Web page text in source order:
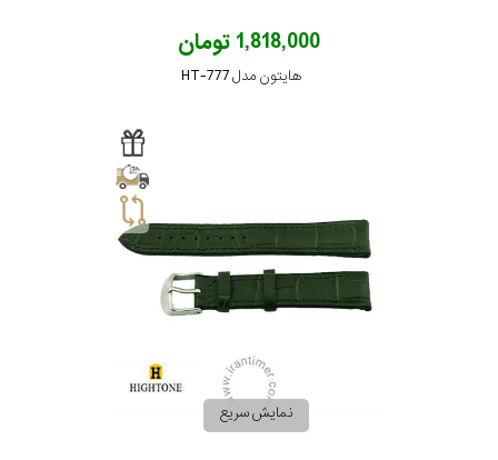
1,818,000 تومان
هایتون مدل HT-777
نمایش سریع